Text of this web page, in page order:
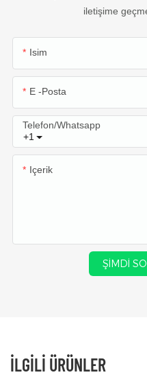
iletişime
Isim
E -posta
+1
Telefon/whatsapp
Içerik
ŞIMDI
İLGILI ÜRÜNLER